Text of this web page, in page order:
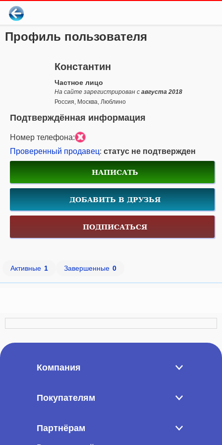
Профиль пользователя
Константин
Частное лицо
На сайте зарегистрирован с августа 2018
Россия, Москва, Люблино
Подтверждённая информация
Номер телефона:
Проверенный продавец: статус не подтвержден
НАПИСАТЬ
ДОБАВИТЬ В ДРУЗЬЯ
ПОДПИСАТЬСЯ
Активные 1 Завершенные 0
Компания
Покупателям
Партнёрам